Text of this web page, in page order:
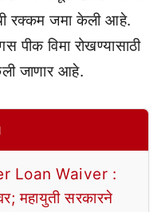
रक्कम जमा केली आहे.
पीक विमा रोखण्यासाठी
जाणार आहे.
Loan Waiver :
महायुती सरकारने